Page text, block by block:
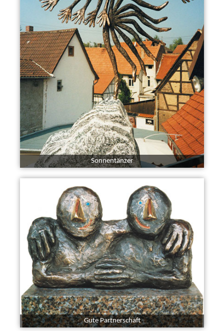
Sonnentänzer
Gute Partnerschaft